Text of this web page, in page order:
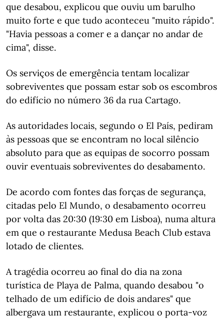
que desabou, explicou que ouviu um barulho
muito forte e que tudo aconteceu "muito rápido".
"Havia pessoas a comer e a dançar no andar de
cima", disse.
Os serviços de emergência tentam localizar
sobreviventes que possam estar sob os escombros
do edifício no número 36 da rua Cartago.
As autoridades locais, segundo o El País, pediram
às pessoas que se encontram no local silêncio
absoluto para que as equipas de socorro possam
ouvir eventuais sobreviventes do desabamento.
De acordo com fontes das forças de segurança,
citadas pelo El Mundo, o desabamento ocorreu
por volta das 20:30 (19:30 em Lisboa), numa altura
em que o restaurante Medusa Beach Club estava
lotado de clientes.
A tragédia ocorreu ao final do dia na zona
turística de Playa de Palma, quando desabou "o
telhado de um edifício de dois andares" que
albergava um restaurante, explicou o porta-voz